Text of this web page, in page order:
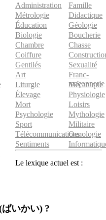
Administration
Famille
Métrologie
Didactique
Éducation
Géologie
Biologie
Boucherie
Chambre
Chasse
Coiffure
Gentilés
Sexualité
Art
Franc-
maçonnerie
Liturgie
Mécanique
Élevage
Physiologie
Mort
Loisirs
Psychologie
Mythologie
Sport
Militaire
TélécommunicationsOenologie
Sentiments
Le lexique actuel est :
ばいかい) ?